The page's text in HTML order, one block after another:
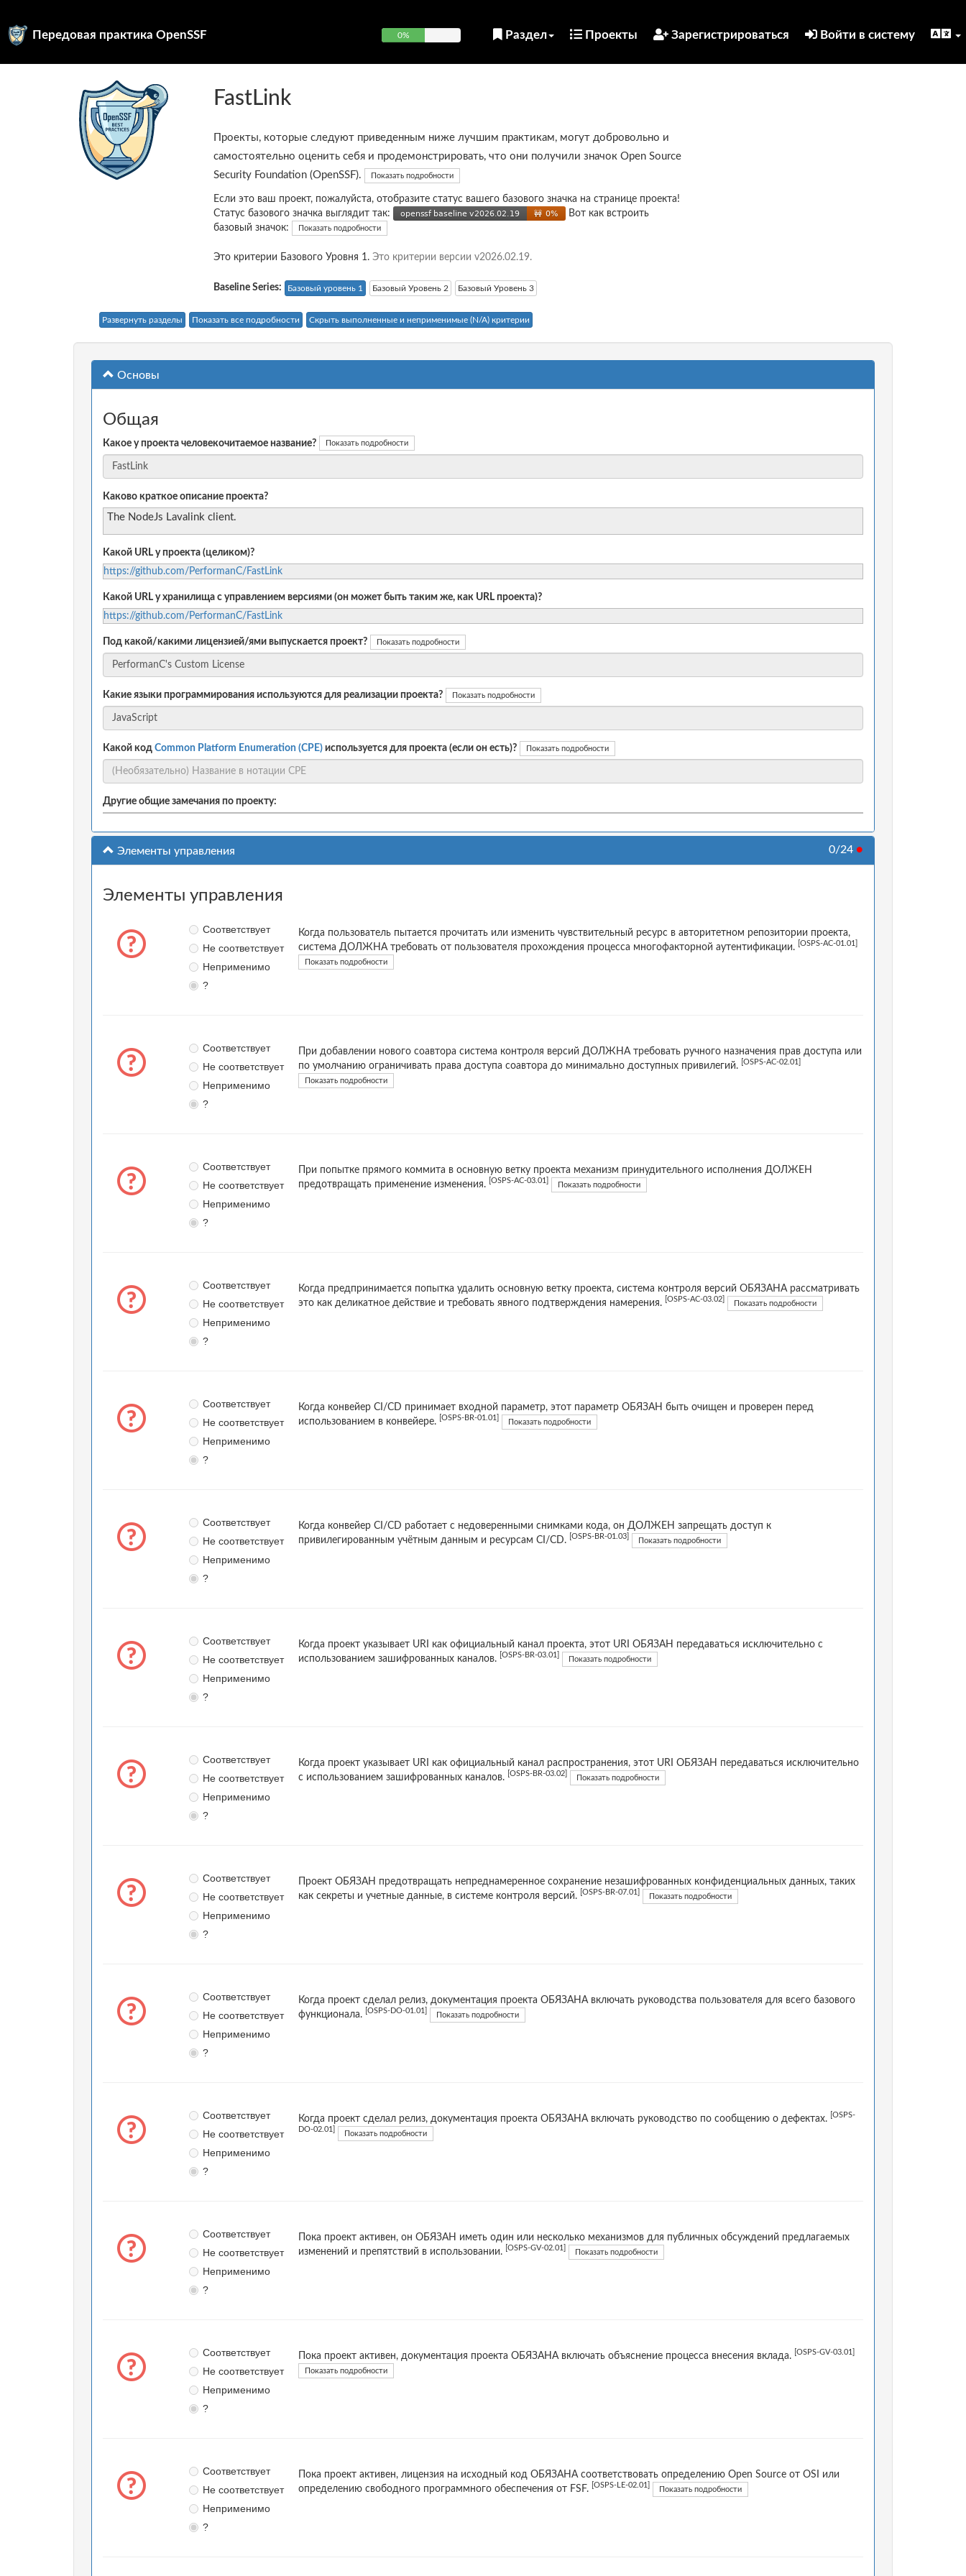
Передовая практика OpenSSF 0% Раздел Проекты Зарегистрироваться Войти в систему
FastLink
Проекты, которые следуют приведенным ниже лучшим практикам, могут добровольно и
самостоятельно оценить себя и продемонстрировать, что они получили значок Open Source
Security Foundation (OpenSSF).
Показать подробности
Если это ваш проект, пожалуйста, отобразите статус вашего базового значка на странице проекта!
Статус базового значка выглядит так:
Вот как встроить
базовый значок:
Показать подробности
Это критерии Базового Уровня 1. Это критерии версии v2026.02.19.
Baseline Series: Базовый уровень 1 Базовый Уровень 2 Базовый Уровень 3
Развернуть разделы Показать все подробности Скрыть выполненные и неприменимые (N/A) критерии
Основы
Общая
Какое у проекта человекочитаемое название? Показать подробности
Каково краткое описание проекта?
The NodeJs Lavalink client.
Какой URL у проекта (целиком)?
https://github.com/PerformanC/FastLink
Какой URL у хранилища с управлением версиями (он может быть таким же, как URL проекта)?
https://github.com/PerformanC/FastLink
Под какой/какими лицензией/ями выпускается проект? Показать подробности
Какие языки программирования используются для реализации проекта? Показать подробности
Какой код Common Platform Enumeration (CPE) используется для проекта (если он есть)? Показать подробности
Другие общие замечания по проекту:
Элементы управления 0/24 ●
Элементы управления
Соответствует
Не соответствует
Неприменимо
?
Когда пользователь пытается прочитать или изменить чувствительный ресурс в авторитетном репозитории проекта,
система ДОЛЖНА требовать от пользователя прохождения процесса многофакторной аутентификации.
[OSPS-AC-01.01]
Показать подробности
Соответствует
Не соответствует
Неприменимо
?
При добавлении нового соавтора система контроля версий ДОЛЖНА требовать ручного назначения прав доступа или
по умолчанию ограничивать права доступа соавтора до минимально доступных привилегий.
[OSPS-AC-02.01]
Показать подробности
Соответствует
Не соответствует
Неприменимо
?
При попытке прямого коммита в основную ветку проекта механизм принудительного исполнения ДОЛЖЕН
предотвращать применение изменения.
[OSPS-AC-03.01] Показать подробности
Соответствует
Не соответствует
Неприменимо
?
Когда предпринимается попытка удалить основную ветку проекта, система контроля версий ОБЯЗАНА рассматривать
это как деликатное действие и требовать явного подтверждения намерения.
[OSPS-AC-03.02] Показать подробности
Соответствует
Не соответствует
Неприменимо
?
Когда конвейер CI/CD принимает входной параметр, этот параметр ОБЯЗАН быть очищен и проверен перед
использованием в конвейере.
[OSPS-BR-01.01] Показать подробности
Соответствует
Не соответствует
Неприменимо
?
Когда конвейер CI/CD работает с недоверенными снимками кода, он ДОЛЖЕН запрещать доступ к
привилегированным учётным данным и ресурсам CI/CD.
[OSPS-BR-01.03] Показать подробности
Соответствует
Не соответствует
Неприменимо
?
Когда проект указывает URI как официальный канал проекта, этот URI ОБЯЗАН передаваться исключительно с
использованием зашифрованных каналов.
[OSPS-BR-03.01] Показать подробности
Соответствует
Не соответствует
Неприменимо
?
Когда проект указывает URI как официальный канал распространения, этот URI ОБЯЗАН передаваться исключительно
с использованием зашифрованных каналов.
[OSPS-BR-03.02] Показать подробности
Соответствует
Не соответствует
Неприменимо
?
Проект ОБЯЗАН предотвращать непреднамеренное сохранение незашифрованных конфиденциальных данных, таких
как секреты и учетные данные, в системе контроля версий.
[OSPS-BR-07.01] Показать подробности
Соответствует
Не соответствует
Неприменимо
?
Когда проект сделал релиз, документация проекта ОБЯЗАНА включать руководства пользователя для всего базового
функционала.
[OSPS-DO-01.01] Показать подробности
Соответствует
Не соответствует
Неприменимо
?
Когда проект сделал релиз, документация проекта ОБЯЗАНА включать руководство по сообщению о дефектах. [OSPS-
DO-02.01] Показать подробности
Соответствует
Не соответствует
Неприменимо
?
Пока проект активен, он ОБЯЗАН иметь один или несколько механизмов для публичных обсуждений предлагаемых
изменений и препятствий в использовании.
[OSPS-GV-02.01] Показать подробности
Соответствует
Не соответствует
Неприменимо
?
Пока проект активен, документация проекта ОБЯЗАНА включать объяснение процесса внесения вклада. [OSPS-GV-03.01]
Показать подробности
Соответствует
Не соответствует
Неприменимо
?
Пока проект активен, лицензия на исходный код ОБЯЗАНА соответствовать определению Open Source от OSI или
определению свободного программного обеспечения от FSF.
[OSPS-LE-02.01] Показать подробности